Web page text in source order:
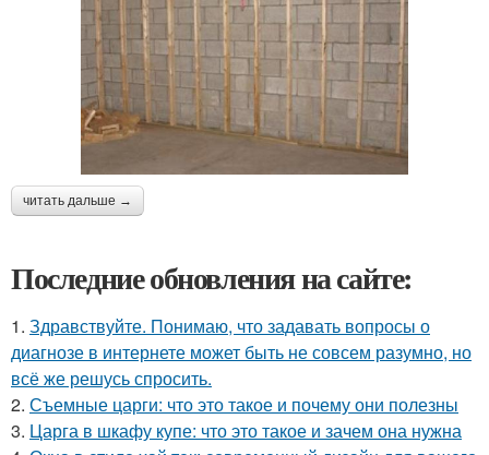
читать дальше →
Последние обновления на сайте:
1. Здравствуйте. Понимаю, что задавать вопросы о
диагнозе в интернете может быть не совсем разумно, но
всё же решусь спросить.
2. Съемные царги: что это такое и почему они полезны
3. Царга в шкафу купе: что это такое и зачем она нужна